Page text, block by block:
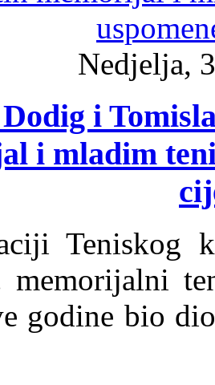
Nedjelja,
i
i mladim
Teniskog
memorijalni
godine bio